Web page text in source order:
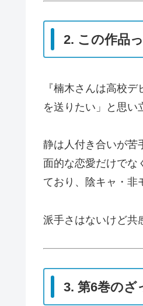
2. この作品
『楠木さんは高校
を送りたい」と思い
静は人付き合いが苦
面的な恋愛だけでな
ており、陰キャ・非
派手さはないけど共
3. 第6巻のざ